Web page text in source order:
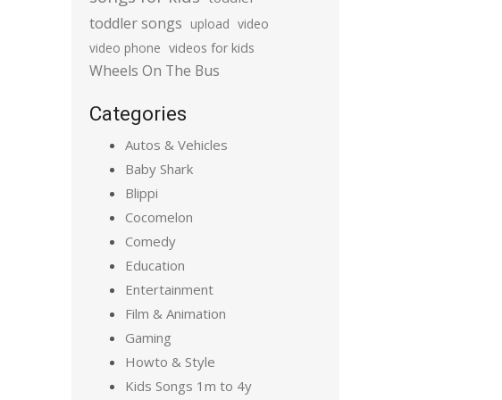
toddler songs upload video
video phone videos for kids
Wheels On The Bus
Categories
Autos & Vehicles
Baby Shark
Blippi
Cocomelon
Comedy
Education
Entertainment
Film & Animation
Gaming
Howto & Style
Kids Songs 1m to 4y